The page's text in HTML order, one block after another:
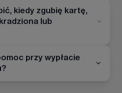
kiedy zgubię kartę,
lub
przy wypłacie